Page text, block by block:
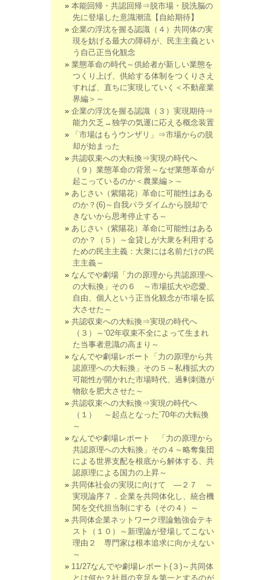
本能回帰・共認回帰⇒脱市場・脱洗脳の
先に登場した意識潮流【自給期待】
企業の浮沈を握る認識（４）共同体の実
現を妨げる最大の障碍が、民主主義とい
う自己正当化観念
業態革命の時代～供給者が新しい業態を
つくり上げ、供給する体制をつくりさえ
すれば、直ちに実現していく＜不動産業
界編＞～
企業の浮沈を握る認識（３）実現期待⇒
能力欠乏→独学の気運に応える概念装置
「市場はもうウンザリ」⇒市場からの脱
却が始まった
共認収束への大転換⇒実現の時代へ
（９）業態革命の背景～なぜ業態革命が
起こっているのか＜農業編＞～
あじさい（紫陽花）革命に可能性はある
のか？(6)～自我パラダイムから脱却で
きないから思考停止する～
あじさい（紫陽花）革命に可能性はある
のか？（５）～金貸しが大衆を利用する
ための民主主義：大衆には名前だけの民
主主義～
なんでや劇場「力の原理から共認原理へ
の大転換」その６ ～市場拡大や恋愛、
自由、個人という正当化観念が市場を拡
大させた～
共認収束への大転換⇒実現の時代へ
（３）～‘02年収束不全によって生まれ
た当事者意識の高まり～
なんでや劇場レポート「力の原理から共
認原理への大転換」その５～私権拡大の
可能性が開かれた市場時代、過剰刺激が
物欲を肥大させた～
共認収束への大転換⇒実現の時代へ
（１） ～起点となった’70年の大転換
～
なんでや劇場レポート 「力の原理から
共認原理への大転換」その４～略奪集団
による世界支配を根底から解体する、共
認原理による国力の上昇～
共同体社会の実現に向けて ―２７ ～
実現論序７．企業を共同体化し、統合機
関を交代担当制にする（その４）～
共同体企業ネットワーク理論勉強会テキ
スト（１０）～新理論が登場してこない
理由２ 専門家は根本追求に向かえない
～
11/27なんでや劇場レポート(３)～共同体
とは何か？社員の充足を第一とするのが